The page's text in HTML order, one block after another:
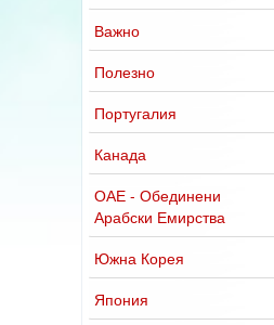
Важно
Полезно
Португалия
Канада
ОАЕ - Обединени
Арабски Емирства
Южна Корея
Япония